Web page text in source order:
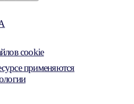
cookie
применяются